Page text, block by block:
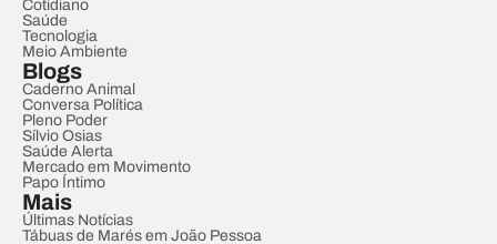
Cotidiano
Saúde
Tecnologia
Meio Ambiente
Blogs
Caderno Animal
Conversa Política
Pleno Poder
Sílvio Osias
Saúde Alerta
Mercado em Movimento
Papo Íntimo
Mais
Últimas Notícias
Tábuas de Marés em João Pessoa